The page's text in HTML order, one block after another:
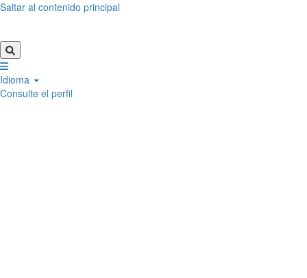
Saltar al contenido principal
Idioma
Consulte el perfil